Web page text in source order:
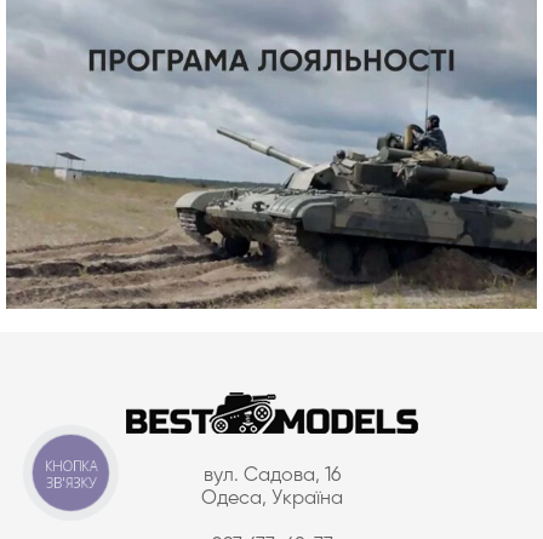
вул. Садова, 16
Одеса, Україна
КНОПКА
ЗВ'ЯЗКУ